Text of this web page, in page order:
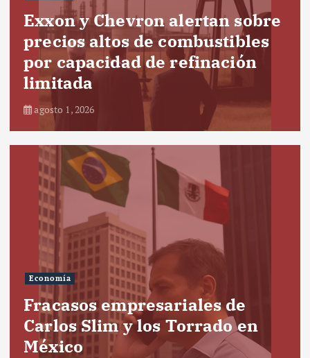
Exxon y Chevron alertan sobre
precios altos de combustibles
por capacidad de refinación
limitada
agosto 1, 2026
Economía
Fracasos empresariales de
Carlos Slim y los Torrado en
México